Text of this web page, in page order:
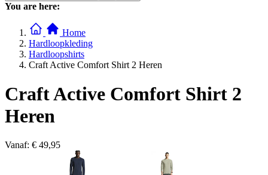
You are here:
Home
Hardloopkleding
Hardloopshirts
Craft Active Comfort Shirt 2 Heren
Craft Active Comfort Shirt 2
Heren
Vanaf: € 49,95